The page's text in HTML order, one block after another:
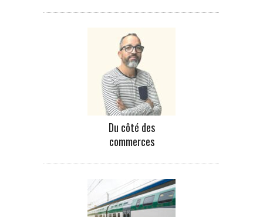
Du côté des
commerces